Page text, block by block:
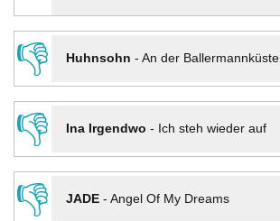
👎
Huhnsohn - An der Ballermannküste
👎
Ina Irgendwo - Ich steh wieder auf
👎
JADE- Angel Of My Dreams